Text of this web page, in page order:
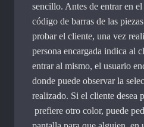
sencillo. Antes de entrar en el
código de barras de las
probar el cliente, una vez
persona encargada indica al
entrar al mismo, el usuario
donde puede observar la
realizado. Si el cliente desea
prefiere otro color, puede